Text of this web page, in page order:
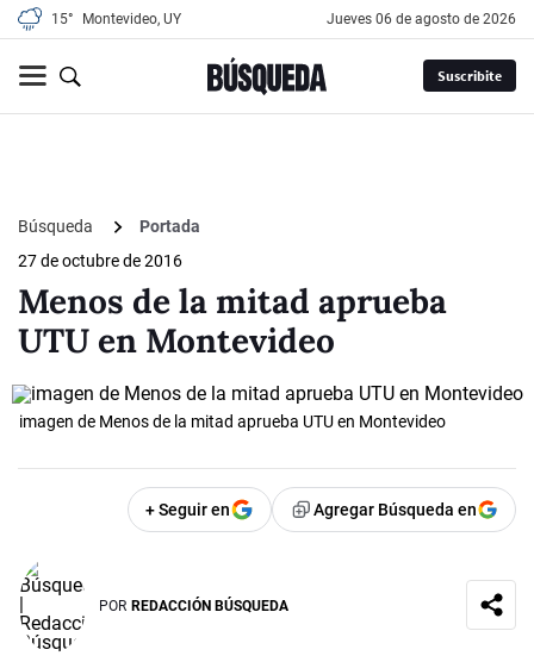
15° Montevideo, UY jueves 06 de agosto de 2026
Suscribite
Búsqueda
Portada
27 de octubre de 2016
Menos de la mitad aprueba
UTU en Montevideo
imagen de Menos de la mitad aprueba UTU en Montevideo
+ Seguir en Agregar Búsqueda en
POR REDACCIÓN BÚSQUEDA